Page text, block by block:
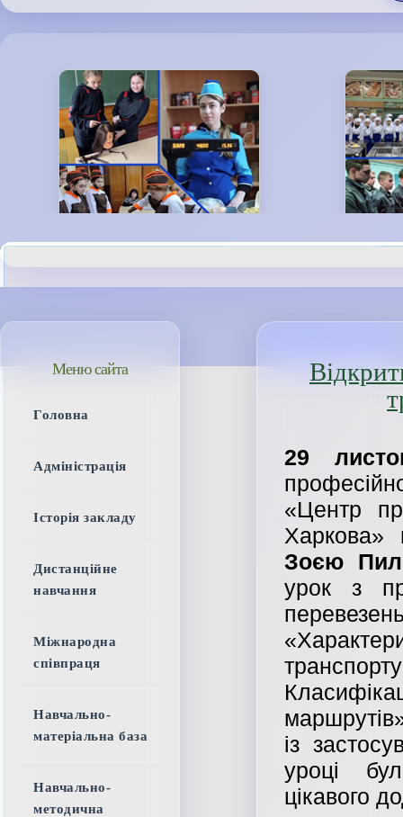
29
«Центр
Харкова»
Зоєю
урок з
із
уроці
цікавого
Меню сайта
Головна
Адміністрація
Історія закладу
Дистанційне
навчання
Міжнародна
співпраця
Навчально-
матеріальна база
Навчально-
методична